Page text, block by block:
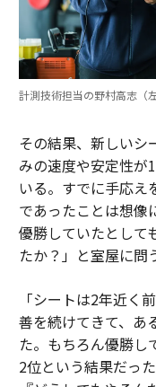
計測技術担当の野村高志（
その結果、新しいシ
みの速度や安定性が
いる。すでに手応え
であったことは想像
優勝していたとして
たか？」と室屋に問
「シートは2年近く
善を続けてきて、あ
た。もちろん優勝し
2位という結果だっ